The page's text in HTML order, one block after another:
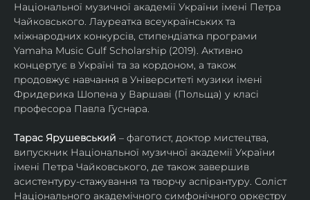
Національної музичної академії України імені Петра
Чайковського. Лауреатка всеукраїнських та
міжнародних конкурсів, стипендіатка програми
Yamaha Music Gulf Scholarship (2019). Активно
концертує в Україні та за кордоном, а також
продовжує навчання в Університеті музики імені
Фридерика Шопена у Варшаві (Польща) у класі
професора Павла Гуснара.
Тарас Ярушевський – фаготист, доктор мистецтва,
випускник Національної музичної академії України
імені Петра Чайковського, де також завершив
асистентуру-стажування та творчу аспірантуру. Соліст
Національного академічного симфонічного оркестру